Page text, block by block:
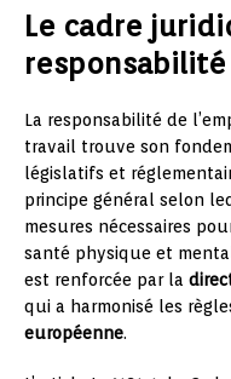
Le cadre
La responsabilité de
travail trouve son
législatifs et
principe général selon
mesures nécessaires
santé physique et
est renforcée par la
qui a harmonisé les
européenne.